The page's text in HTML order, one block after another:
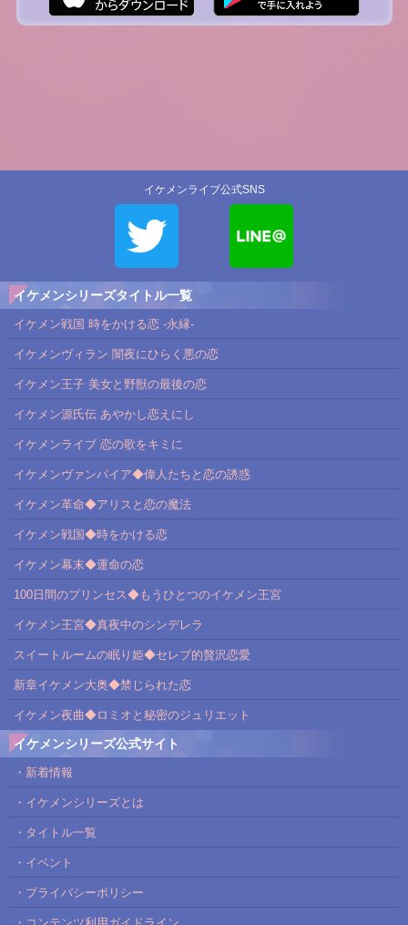
イケメンライブ公式SNS
イケメンシリーズタイトル一覧
イケメン戦国 時をかける恋 -永縁-
イケメンヴィラン 闇夜にひらく悪の恋
イケメン王子 美女と野獣の最後の恋
イケメン源氏伝 あやかし恋えにし
イケメンライブ 恋の歌をキミに
イケメンヴァンパイア◆偉人たちと恋の誘惑
イケメン革命◆アリスと恋の魔法
イケメン戦国◆時をかける恋
イケメン幕末◆運命の恋
100日間のプリンセス◆もうひとつのイケメン王宮
イケメン王宮◆真夜中のシンデレラ
スイートルームの眠り姫◆セレブ的贅沢恋愛
新章イケメン大奥◆禁じられた恋
イケメン夜曲◆ロミオと秘密のジュリエット
イケメンシリーズ公式サイト
・新着情報
・イケメンシリーズとは
・タイトル一覧
・イベント
・プライバシーポリシー